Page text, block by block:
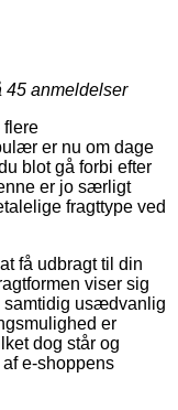
45 anmeldelser
flere
er nu om dage
blot gå forbi efter
er jo særligt
fragttype ved
få udbragt til din
viser sig
samtidig usædvanlig
er
dog står og
e-shoppens